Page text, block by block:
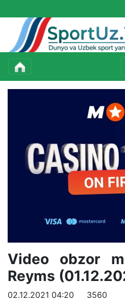
Video obzor
Reyms
02.12.2021 04:20 3560